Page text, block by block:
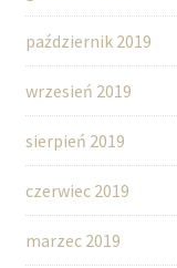
październik 2019
wrzesień 2019
sierpień 2019
czerwiec 2019
marzec 2019